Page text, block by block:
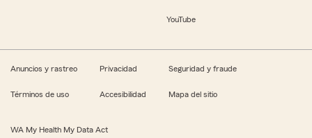
YouTube
Anuncios y rastreo Privacidad Seguridad y fraude
Términos de uso Accesibilidad Mapa del sitio
WA My Health My Data Act